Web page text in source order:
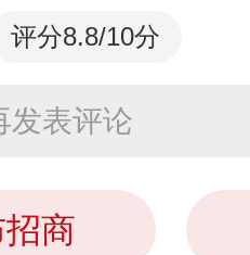
评分8.8/10分
发表评论
商